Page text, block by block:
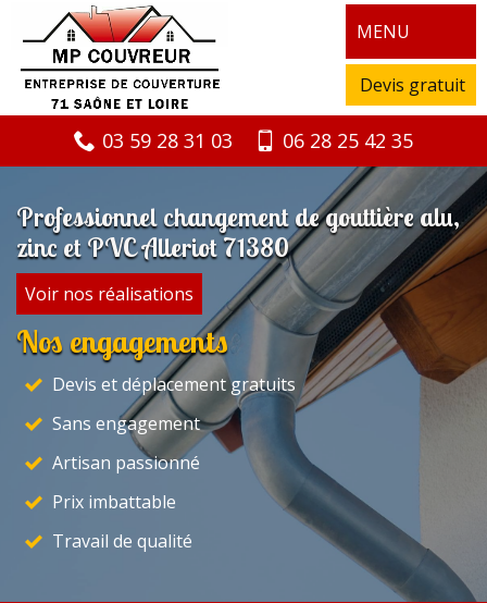
MENU
Devis gratuit
03 59 28 31 03 06 28 25 42 35
Professionnel changement de gouttière alu,
zinc et PVC Alleriot 71380
Voir nos réalisations
Nos engagements
Devis et déplacement gratuits
Sans engagement
Artisan passionné
Prix imbattable
Travail de qualité